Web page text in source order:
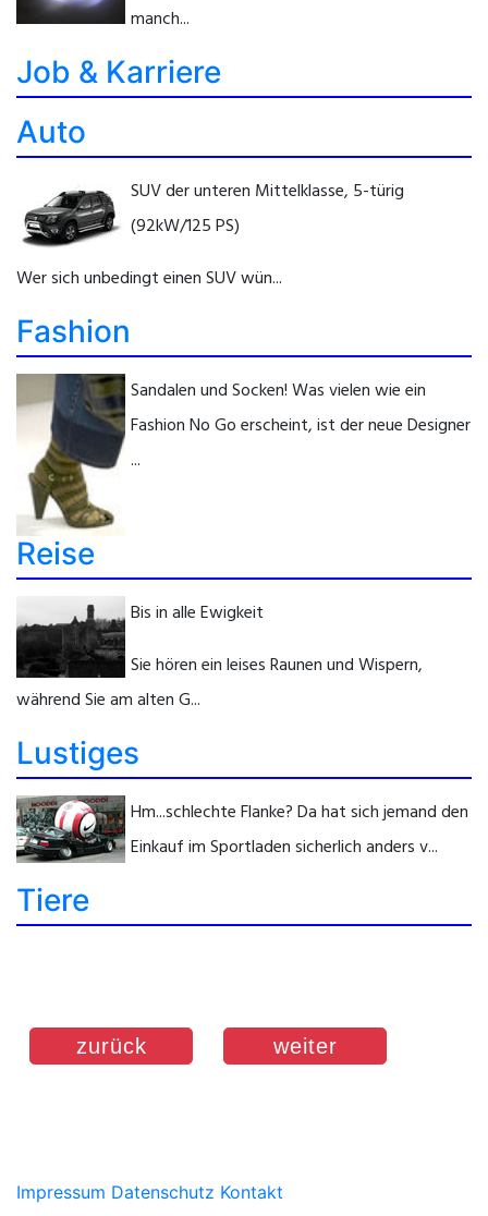
manch...
Job & Karriere
Auto
SUV der unteren Mittelklasse, 5-türig
(92kW/125 PS)
Wer sich unbedingt einen SUV wün...
Fashion
Sandalen und Socken! Was vielen wie ein
Fashion No Go erscheint, ist der neue Designer
...
Reise
Bis in alle Ewigkeit
Sie hören ein leises Raunen und Wispern,
während Sie am alten G...
Lustiges
Hm...schlechte Flanke? Da hat sich jemand den
Einkauf im Sportladen sicherlich anders v...
Tiere
zurück weiter
Impressum Datenschutz Kontakt